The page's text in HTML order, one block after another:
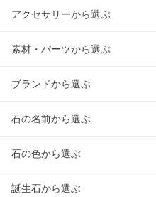
アクセサリーから選ぶ
素材・パーツから選ぶ
ブランドから選ぶ
石の名前から選ぶ
石の色から選ぶ
誕生石から選ぶ